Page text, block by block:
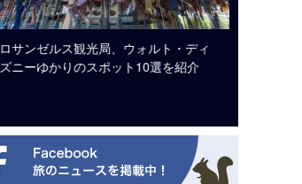
ロサンゼルス観光局、ウォルト・ディ
ズニーゆかりのスポット10選を紹介